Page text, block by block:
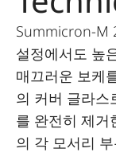
Summicron-M
설정에서도 높
매끄러운 보케
의 커버 글라스
를 완전히 제거
의 각 모서리